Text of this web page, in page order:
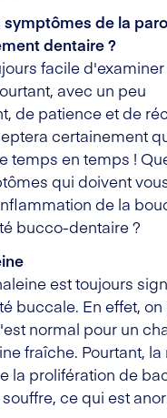
symptômes de la
dentaire ?
facile
avec un peu
de patience et de
certainement
temps en temps !
qui doivent
de la
bucco-dentaire ?
est toujours
buccale. En effet,
normal pour un
fraîche. Pourtant,
la prolifération de
ce qui est